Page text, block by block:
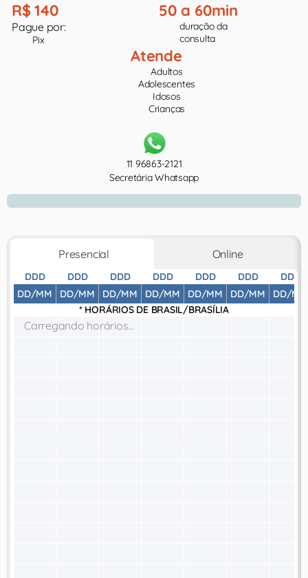
R$ 140
Pague por:
Pix
50 a 60min
duração da
consulta
Atende
Adultos
Adolescentes
Idosos
Crianças
11 96863-2121
Secretária Whatsapp
Presencial Online
DDD
DD/MM
DDD
DD/MM
DDD
DD/MM
DDD
DD/MM
DDD
DD/MM
DDD
DD/MM
DDD
DD/MM
* HORÁRIOS DE BRASIL/BRASÍLIA
Carregando horários...